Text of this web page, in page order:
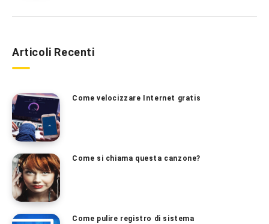
Articoli Recenti
Come velocizzare Internet gratis
Come si chiama questa canzone?
Come pulire registro di sistema